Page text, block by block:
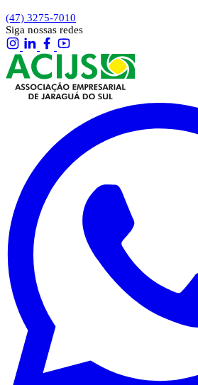
(47) 3275-7010
Siga nossas redes